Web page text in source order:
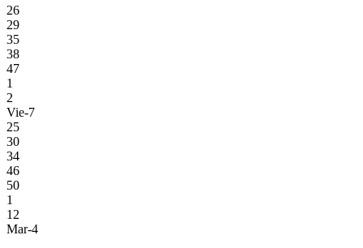
26
29
35
38
47
1
2
Vie-7
25
30
34
46
50
1
12
Mar-4